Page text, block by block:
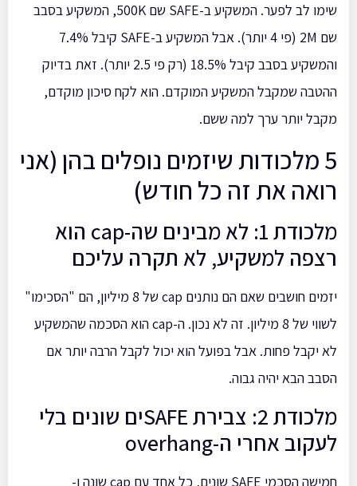
שימו לב לפער. המשקיע ב-SAFE שם 500K, המשקיע בסבב
שם 2M (פי 4 יותר). אבל המשקיע ב-SAFE קיבל 7.4%
והמשקיע בסבב קיבל 18.5% (רק פי 2.5 יותר). זאת בדיוק
ההטבה שמקבל המשקיע המוקדם. הוא לקח סיכון מוקדם,
מקבל יותר ערך למה ששם.
5 מלכודות שיזמים נופלים בהן (אני
רואה את זה כל חודש)
מלכודת 1: לא מבינים שה-cap הוא
רצפה למשקיע, לא תקרה עליכם
יזמים חושבים שאם הם נותנים cap של 8 מיליון, הם "הסכימו"
לשווי של 8 מיליון. זה לא נכון. ה-cap הוא הסכמה שהמשקיע
לא יקבל פחות. אבל בפועל הוא יכול לקבל הרבה יותר אם
הסבב הבא יהיה גבוה.
מלכודת 2: צבירת SAFEים שונים בלי
לעקוב אחרי ה-overhang
חמישה הסכמי SAFE שונים, כל אחד עם cap שונה ו-